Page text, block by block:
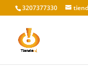
3207377330